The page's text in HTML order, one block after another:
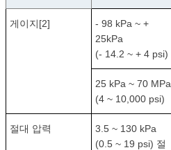
게이지[2]
- 98 kPa ~ +
25kPa
(- 14.2 ~ + 4 psi)
25 kPa ~ 70 MPa
(4 ~ 10,000 psi)
절대 압력
3.5 ~ 130 kPa
(0.5 ~ 19 psi) 절